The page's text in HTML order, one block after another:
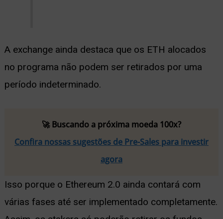
A exchange ainda destaca que os ETH alocados
no programa não podem ser retirados por uma
período indeterminado.
🚀 Buscando a próxima moeda 100x?
Confira nossas sugestões de Pre-Sales para investir
agora
Isso porque o Ethereum 2.0 ainda contará com
várias fases até ser implementado completamente.